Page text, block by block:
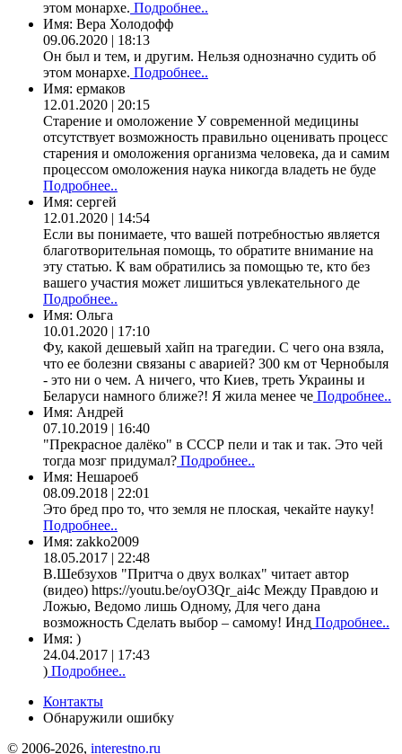
этом монархе. Подробнее..
Имя: Вера Холодофф
09.06.2020 | 18:13
Он был и тем, и другим. Нельзя однозначно судить об
этом монархе. Подробнее..
Имя: ермаков
12.01.2020 | 20:15
Старение и омоложение У современной медицины
отсутствует возможность правильно оценивать процесс
старения и омоложения организма человека, да и самим
процессом омоложения наука никогда владеть не буде
Подробнее..
Имя: сергей
12.01.2020 | 14:54
Если вы понимаете, что вашей потребностью является
благотворительная помощь, то обратите внимание на
эту статью. К вам обратились за помощью те, кто без
вашего участия может лишиться увлекательного де
Подробнее..
Имя: Ольга
10.01.2020 | 17:10
Фу, какой дешевый хайп на трагедии. С чего она взяла,
что ее болезни связаны с аварией? 300 км от Чернобыля
- это ни о чем. А ничего, что Киев, треть Украины и
Беларуси намного ближе?! Я жила менее че Подробнее..
Имя: Андрей
07.10.2019 | 16:40
"Прекрасное далёко" в СССР пели и так и так. Это чей
тогда мозг придумал? Подробнее..
Имя: Нешароеб
08.09.2018 | 22:01
Это бред про то, что земля не плоская, чекайте науку!
Подробнее..
Имя: zakko2009
18.05.2017 | 22:48
В.Шебзухов "Притча о двух волках" читает автор
(видео) https://youtu.be/oyO3Qr_ai4c Между Правдою и
Ложью, Ведомо лишь Одному, Для чего дана
возможность Сделать выбор – самому! Инд Подробнее..
Имя: )
24.04.2017 | 17:43
) Подробнее..
Контакты
Обнаружили ошибку
© 2006-2026, interestno.ru